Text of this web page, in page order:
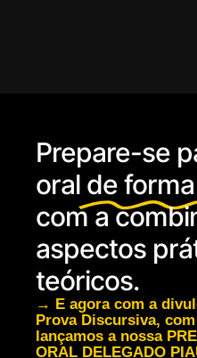
Prepare-se
oral de
com a
aspectos
teóricos.
→ E agora com a
Prova Discursiva,
lançamos a nossa
ORAL DELEGADO